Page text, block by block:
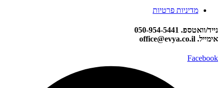
מדיניות פרטיות
נייד/וואטספ. 050-954-5441
אימייל. office@evya.co.il
Facebook